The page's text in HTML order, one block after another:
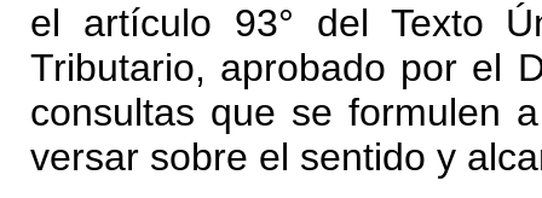
el artículo 93° del Texto
Tributario, aprobado por el
consultas que se formulen
versar sobre el sentido y